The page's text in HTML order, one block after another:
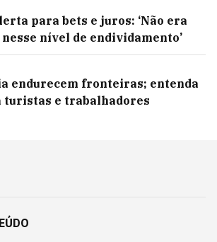
para bets e juros: ‘Não era
nível de endividamento’
endurecem fronteiras; entenda
turistas e trabalhadores